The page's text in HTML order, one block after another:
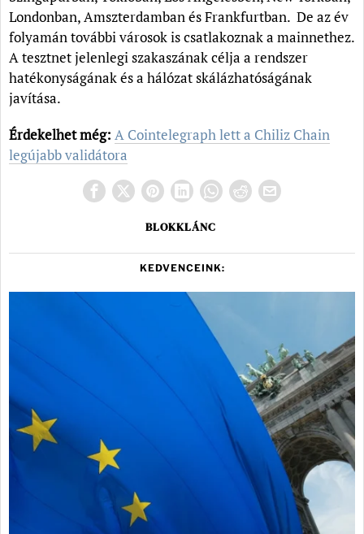
Londonban, Amszterdamban és Frankfurtban. De az év
folyamán további városok is csatlakoznak a mainnethez.
A tesztnet jelenlegi szakaszának célja a rendszer
hatékonyságának és a hálózat skálázhatóságának
javítása.
Érdekelhet még: A Cointelegraph lett a Chiliz Chain
legújabb validátora
BLOKKLÁNC
KEDVENCEINK: